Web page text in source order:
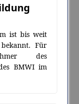
ist bis weit
Für
des
BMWI im